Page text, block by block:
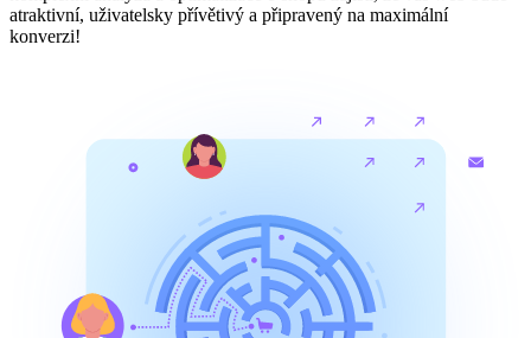
atraktivní, uživatelsky přívětivý a připravený na maximální
konverzi!